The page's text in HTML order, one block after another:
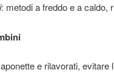
: metodi a freddo e a caldo,
e rilavorati, evitare